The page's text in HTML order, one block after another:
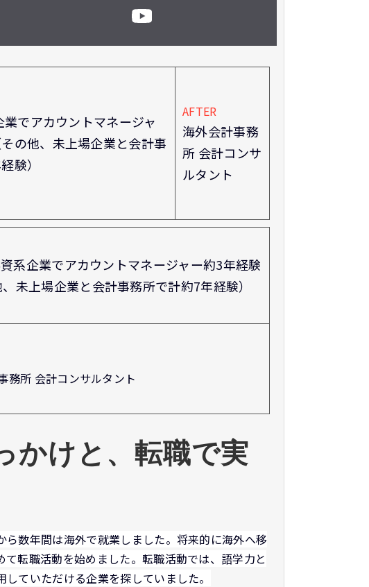
でアカウントマネージャ
の他、未上場企業と会計事
験）
AFTER
海外会計事務
所 会計コンサ
ルタント
系企業でアカウントマネージャー約3年経験
、未上場企業と会計事務所で計約7年経験）
務所 会計コンサルタント
かけと、転職で実
数年間は海外で就業しました。将来的に海外へ移
転職活動を始めました。転職活動では、語学力と
ていただける企業を探していました。